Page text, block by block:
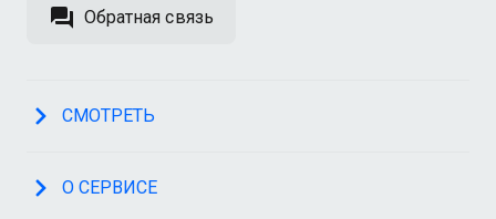
Обратная связь
СМОТРЕТЬ
О СЕРВИСЕ